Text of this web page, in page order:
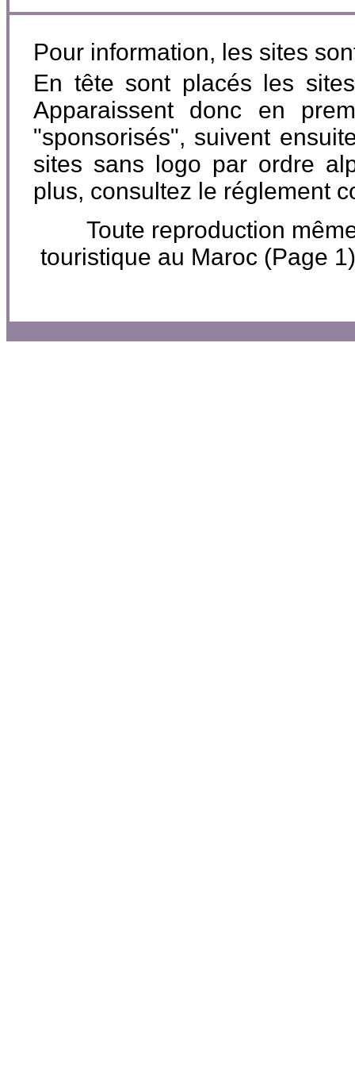
Pour information, les sites
En tête sont placés les
Apparaissent donc en
"sponsorisés", suivent
sites sans logo par ordre
plus, consultez le réglement
Toute reproduction
touristique au Maroc (Page